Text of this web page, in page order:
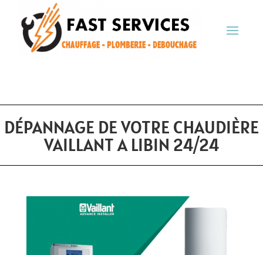
DÉPANNAGE DE VOTRE CHAUDIÈRE
VAILLANT A LIBIN 24/24